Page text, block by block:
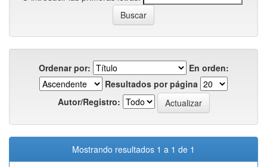
Ordenar por:
En orden:
Resultados por página
Autor/Registro:
Mostrando resultados 1 a 1 de 1